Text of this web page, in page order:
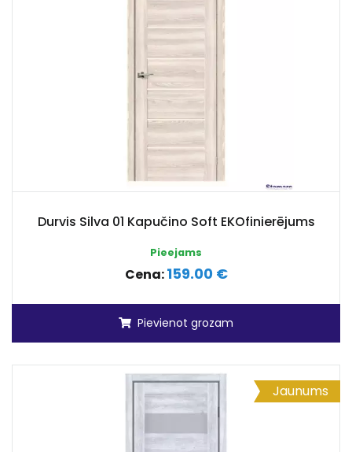
Durvis Silva 01 Kapučino Soft EKOfinierējums
Pieejams
Cena:159.00 €
Pievienot grozam
Jaunums